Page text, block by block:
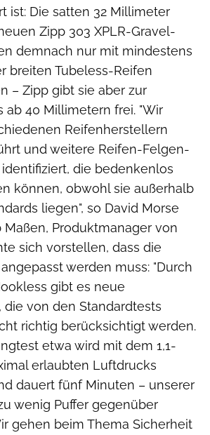
ist: Die satten 32 Millimeter
Zipp 303 XPLR-Gravel-
demnach nur mit mindestens
breiten Tubeless-Reifen
– Zipp gibt sie aber zur
ab 40 Millimetern frei. "Wir
Reifenherstellern
und weitere Reifen-Felgen-
die bedenkenlos
können, obwohl sie außerhalb
liegen", so David Morse
Maßen, Produktmanager von
sich vorstellen, dass die
werden muss: "Durch
gibt es neue
von den Standardtests
richtig berücksichtigt werden.
etwa wird mit dem 1,1-
erlaubten Luftdrucks
dauert fünf Minuten – unserer
wenig Puffer gegenüber
gehen beim Thema Sicherheit